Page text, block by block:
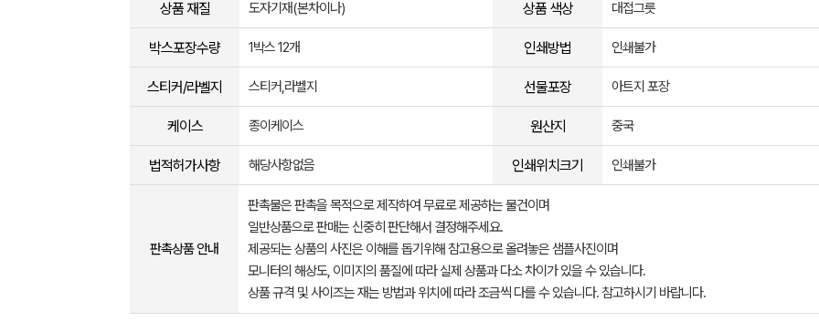
상품 재질 도자기재(본차이나) 상품 색상 대접그릇
박스포장수량 1박스 12개 인쇄방법 인쇄불가
스티커/라벨지 스티커,라벨지 선물포장 아트지 포장
케이스 종이케이스 원산지 중국
법적허가사항 해당사항없음 인쇄위치크기 인쇄불가
판촉상품 안내
판촉물은 판촉을 목적으로 제작하여 무료로 제공하는 물건이며
일반상품으로 판매는 신중히 판단해서 결정해주세요.
제공되는 상품의 사진은 이해를 돕기위해 참고용으로 올려놓은 샘플사진이며
모니터의 해상도, 이미지의 품질에 따라 실제 상품과 다소 차이가 있을 수 있습니다.
상품 규격 및 사이즈는 재는 방법과 위치에 따라 조금씩 다를 수 있습니다. 참고하시기 바랍니다.